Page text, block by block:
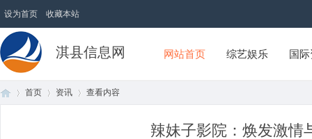
设为首页 收藏本站
淇县信息网 网站首页 综艺娱乐 国
首页 资讯 查看内容
辣妹子影院：焕发激情